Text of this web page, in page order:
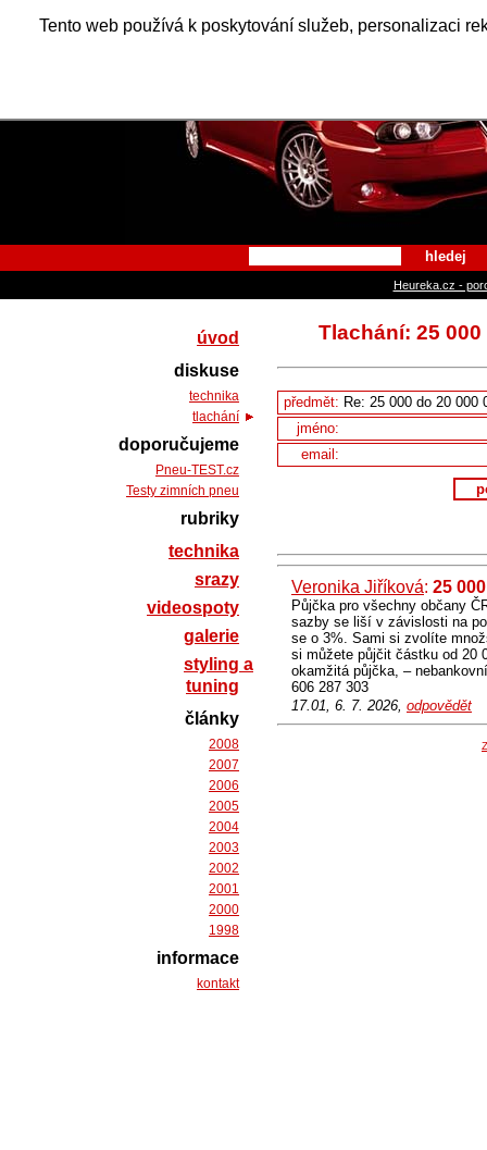
Tento web používá k poskytování služeb, personalizaci
Alfa
hledej
Heureka.cz -
Tlachání: 25 000
předmět:
jméno:
email:
Veronika Jiříková: 25
Půjčka pro všechny občany
sazby se liší v závislosti na
se o 3%. Sami si zvolíte
si můžete půjčit částku od 20
okamžitá půjčka, –
606 287 303
17.01, 6. 7. 2026, odpovědět
úvod
diskuse
technika
tlachání
doporučujeme
Pneu-TEST.cz
Testy zimních pneu
rubriky
technika
srazy
videospoty
galerie
styling a
tuning
články
2008
2007
2006
2005
2004
2003
2002
2001
2000
1998
informace
kontakt